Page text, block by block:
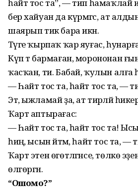
һайт тос та”, — тип һамаҡлай
бер хайуан да күрмәгәс, ат
шаярып тик бара икән.
Тәүге ҡырпаҡ ҡар яуғас,
Күп тә бармаған, морононан
ҡасҡан, ти. Бабай, ҡулын алға
— Һайт тос та, һайт тос та, —
Эт, ыжламай ҙа, ат тирәләй
Ҡарт аптырағас:
— Һайт тос та, һайт тос та!
һиңә, ысын әйтәм, һайт тос та, —
Ҡарт этен өгөтләгәнсе, төлкө
өлгөргән.
“Ошомо?”